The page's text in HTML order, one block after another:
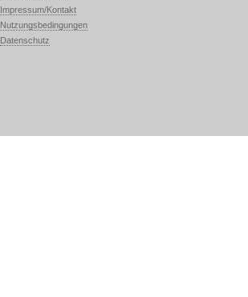
Impressum/Kontakt
Nutzungsbedingungen
Datenschutz